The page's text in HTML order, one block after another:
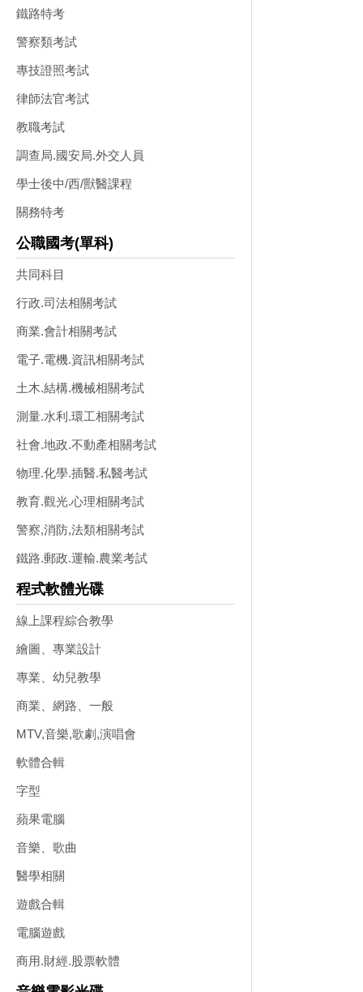
鐵路特考
警察類考試
專技證照考試
律師法官考試
教職考試
調查局.國安局.外交人員
學士後中/西/獸醫課程
關務特考
公職國考(單科)
共同科目
行政.司法相關考試
商業.會計相關考試
電子.電機.資訊相關考試
土木.結構.機械相關考試
測量.水利.環工相關考試
社會.地政.不動產相關考試
物理.化學.插醫.私醫考試
教育.觀光.心理相關考試
警察,消防,法類相關考試
鐵路.郵政.運輸.農業考試
程式軟體光碟
線上課程綜合教學
繪圖、專業設計
專業、幼兒教學
商業、網路、一般
MTV,音樂,歌劇,演唱會
軟體合輯
字型
蘋果電腦
音樂、歌曲
醫學相關
遊戲合輯
電腦遊戲
商用.財經.股票軟體